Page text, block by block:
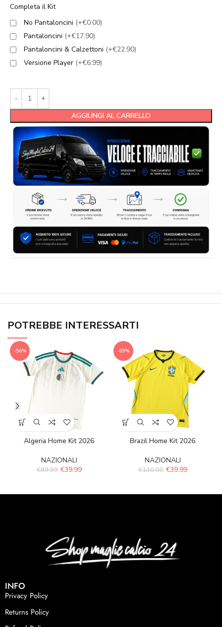
Completa il Kit
No Pantaloncini (+€0.00)
Pantaloncini (+€17.90)
Pantaloncini & Calzettoni (+€22.90)
Versione Player (+€6.99)
AGGIUNGI AL CARRELLO
POTREBBE INTERESSARTI
-56%
Algeria Home Kit 2026
NAZIONALI
€89.99 €39.99
-69%
Brazil Home Kit 2026
NAZIONALI
€130.00 €39.99
INFO
Privacy Policy
Returns Policy